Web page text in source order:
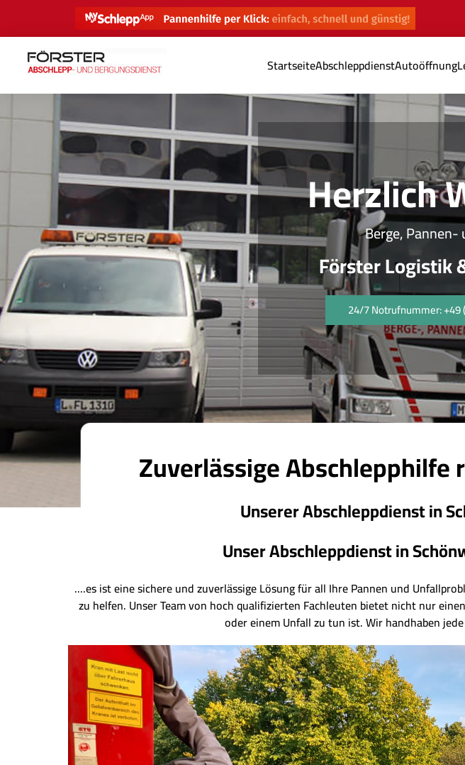
StartseiteAbschleppdienstAutoöffnung
Herzlich
Berge,
Förster Logistik
24/7 Notrufnummer: +49
Zuverlässige Abschlepphilfe
Unserer Abschleppdienst in
Unser Abschleppdienst in
....es ist eine sichere und zuverlässige Lösung für all Ihre Pannen und
zu helfen. Unser Team von hoch qualifizierten Fachleuten bietet nicht nur
oder einem Unfall zu tun ist. Wir handhaben